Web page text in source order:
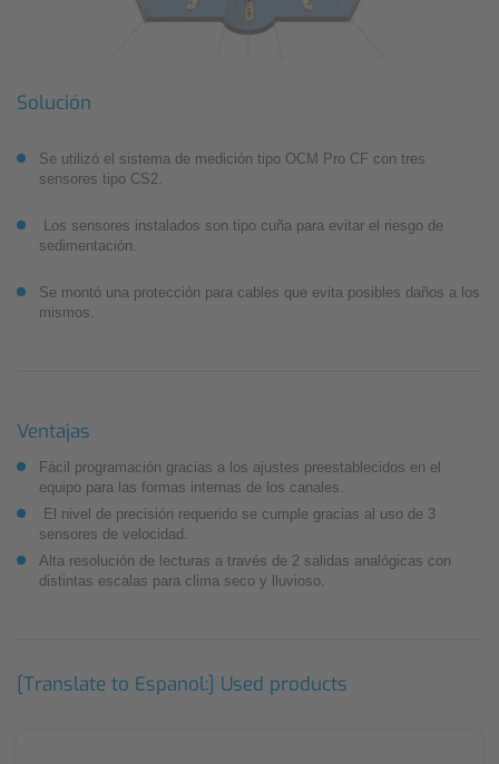
Solución
Se utilizó el sistema de medición tipo OCM Pro CF con tres
sensores tipo CS2.
Los sensores instalados son tipo cuña para evitar el riesgo de
sedimentación.
Se montó una protección para cables que evita posibles daños a los
mismos.
Ventajas
Fácil programación gracias a los ajustes preestablecidos en el
equipo para las formas internas de los canales.
El nivel de precisión requerido se cumple gracias al uso de 3
sensores de velocidad.
Alta resolución de lecturas a través de 2 salidas analógicas con
distintas escalas para clima seco y lluvioso.
[Translate to Espanol:] Used products